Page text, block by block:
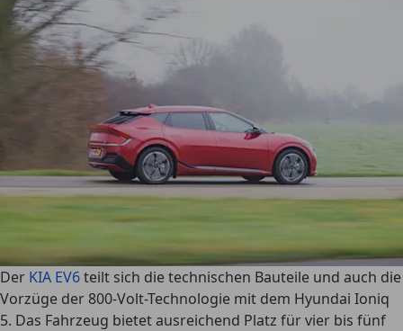
Der KIA EV6teilt sich die technischen Bauteile und auch die
Vorzüge der 800-Volt-Technologie mit dem Hyundai Ioniq
5. Das Fahrzeug bietet ausreichend Platz für vier bis fünf